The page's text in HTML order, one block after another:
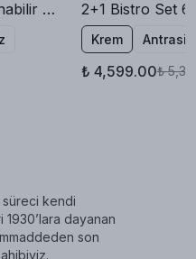
2+1 Bistro Set 50x50 Katlanabilir Bahçe Balkon Masa Sandalye
Krem Antrasit
₺ 4,599.00₺
süreci kendi
dayanan
son